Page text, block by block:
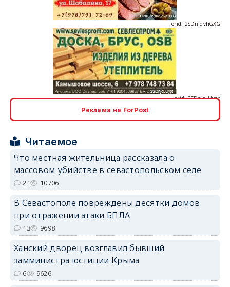
erid: 2SDnjdPjgYS
erid: 2SDnjdvhGXG
Реклама на ForPost
Читаемое
Что местная жительница рассказала о
массовом убийстве в севастопольском селе
21 10706
В Севастополе повреждены десятки домов
при отражении атаки БПЛА
13 9698
Ханский дворец возглавил бывший
замминистра юстиции Крыма
6 9626